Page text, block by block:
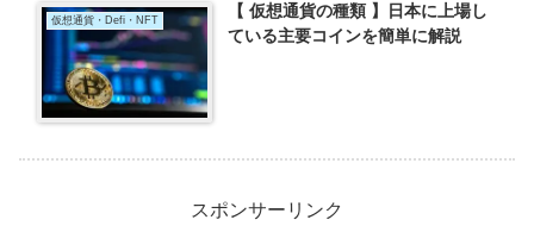
仮想通貨・Defi・NFT
【 仮想通貨の種類 】日本に上場し
ている主要コインを簡単に解説
スポンサーリンク